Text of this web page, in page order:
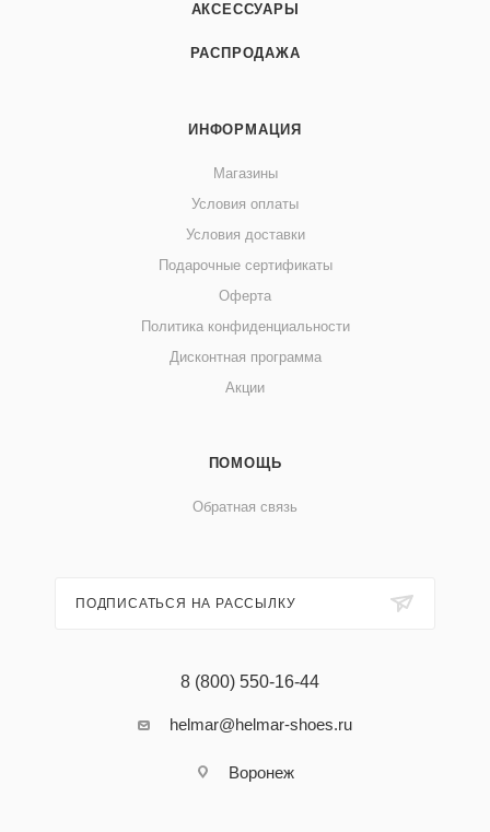
АКСЕССУАРЫ
РАСПРОДАЖА
ИНФОРМАЦИЯ
Магазины
Условия оплаты
Условия доставки
Подарочные сертификаты
Оферта
Политика конфиденциальности
Дисконтная программа
Акции
ПОМОЩЬ
Обратная связь
ПОДПИСАТЬСЯ НА РАССЫЛКУ
8 (800) 550-16-44
helmar@helmar-shoes.ru
Воронеж